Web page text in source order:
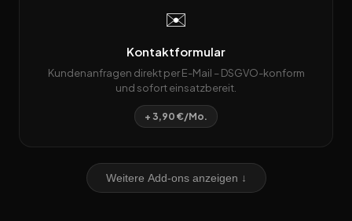
✉️
Kontaktformular
Kundenanfragen direkt per E-Mail – DSGVO-konform
und sofort einsatzbereit.
+ 3,90 €/Mo.
Weitere Add-ons anzeigen ↓